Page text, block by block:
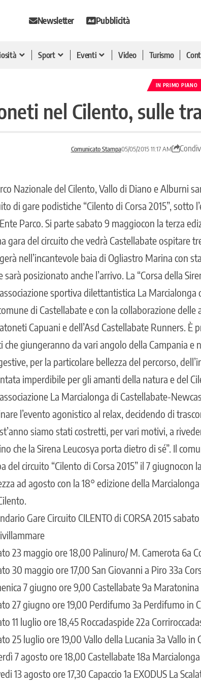
Newsletter Pubblicità
Sport Eventi Video Turismo
IN PRIMO PIANO
nel Cilento, sulle
Comunicato Stampa05/05/2015 11:17 AM
Nazionale del Cilento, Vallo di Diano e Alburni
di gare podistiche “Cilento di Corsa 2015”, sotto
Parco. Si parte sabato 9 maggiocon la terza
gara del circuito che vedrà Castellabate ospitare
nell’incantevole baia di Ogliastro Marina con
sarà posizionato anche l’arrivo. La “Corsa della
sportiva dilettantistica La
di Castellabate e con la collaborazione delle
Capuani e dell’Asd Castellabate Runners. È
che giungeranno da vari angolo della Campania e
per la particolare bellezza del percorso,
imperdibile per gli amanti della natura e del
La Marcialonga di Castellabate-
l’evento agonistico al relax, decidendo di
siamo stati costretti, per vari motivi, a
che la Sirena Leucosya porta dietro di sé”. Il
del circuito “Cilento di Corsa 2015” il 7 giugnocon
ad agosto con la 18° edizione della
Gare Circuito CILENTO di CORSA 2015
23 maggio ore 18,00 Palinuro/ M. Camerota 6a
30 maggio ore 17,00 San Giovanni a Piro 33a
7 giugno ore 9,00 Castellabate 9a Maratonina
27 giugno ore 19,00 Perdifumo 3a Perdifumo in
11 luglio ore 18,45 Roccadaspide 22a
25 luglio ore 19,00 Vallo della Lucania 3a Vallo in
7 agosto ore 18,00 Castellabate 18a
13 agosto ore 17,30 Capaccio 1a EXODUS La